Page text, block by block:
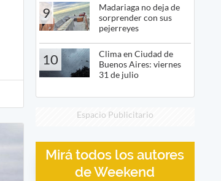
9
Madariaga no deja de
sorprender con sus
pejerreyes
10
Clima en Ciudad de
Buenos Aires: viernes
31 de julio
Espacio Publicitario
Mirá todos los autores
de Weekend